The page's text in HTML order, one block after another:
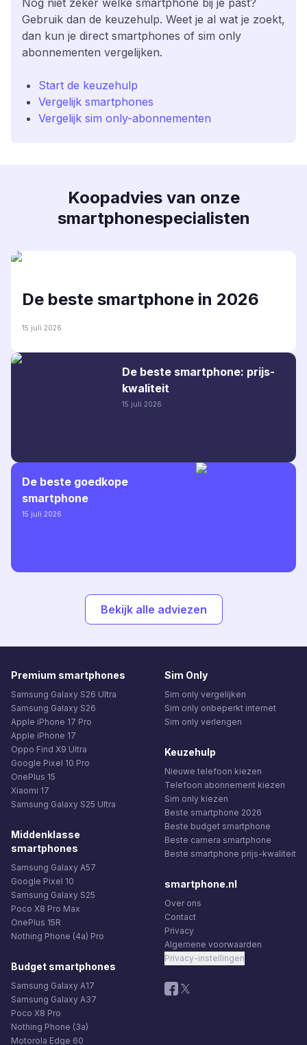
Gebruik dan de keuzehulp. Weet je al wat je zoekt,
dan kun je direct smartphones of sim only
abonnementen vergelijken.
Start de keuzehulp
Vergelijk smartphones
Vergelijk sim only-abonnementen
Koopadvies van onze
smartphonespecialisten
De beste smartphone in 2026
15 juli 2026
De beste smartphone: prijs-
kwaliteit
15 juli 2026
De beste goedkope
smartphone
15 juli 2026
Bekijk alle adviezen
Premium smartphones
Samsung Galaxy S26 Ultra
Samsung Galaxy S26
Apple iPhone 17 Pro
Apple iPhone 17
Oppo Find X9 Ultra
Google Pixel 10 Pro
OnePlus 15
Xiaomi 17
Samsung Galaxy S25 Ultra
Middenklasse
smartphones
Samsung Galaxy A57
Google Pixel 10
Samsung Galaxy S25
Poco X8 Pro Max
OnePlus 15R
Nothing Phone (4a) Pro
Budget smartphones
Samsung Galaxy A17
Samsung Galaxy A37
Poco X8 Pro
Nothing Phone (3a)
Motorola Edge 60
Sim Only
Sim only vergelijken
Sim only onbeperkt internet
Sim only verlengen
Keuzehulp
Nieuwe telefoon kiezen
Telefoon abonnement kiezen
Sim only kiezen
Beste smartphone 2026
Beste budget smartphone
Beste camera smartphone
Beste smartphone prijs-kwaliteit
smartphone.nl
Over ons
Contact
Privacy
Algemene voorwaarden
Privacy-instellingen